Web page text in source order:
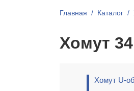
Главная Каталог
Хомут
Хомут U-